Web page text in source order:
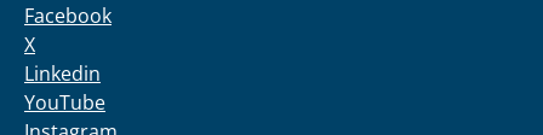
Facebook
X
Linkedin
YouTube